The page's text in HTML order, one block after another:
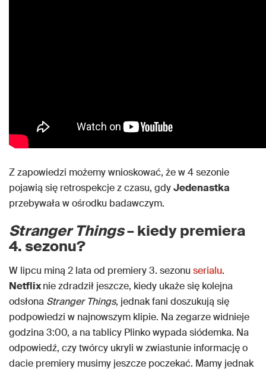
Z zapowiedzi możemy wnioskować, że w 4 sezonie
pojawią się retrospekcje z czasu, gdyJedenastka
przebywała w ośrodku badawczym.
Stranger Things– kiedy premiera
4. sezonu?
W lipcu miną 2 lata od premiery 3. sezonu serialu.
Netflixnie zdradził jeszcze, kiedy ukaże się kolejna
odsłona Stranger Things, jednak fani doszukują się
podpowiedzi w najnowszym klipie. Na zegarze widnieje
godzina 3:00, a na tablicy Plinko wypada siódemka. Na
odpowiedź, czy twórcy ukryli w zwiastunie informację o
dacie premiery musimy jeszcze poczekać. Mamy jednak